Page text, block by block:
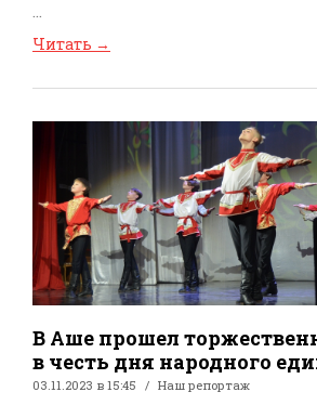
...
Читать →
В Аше прошел
в честь дня народного
03.11.2023 в 15:45 Наш репортаж